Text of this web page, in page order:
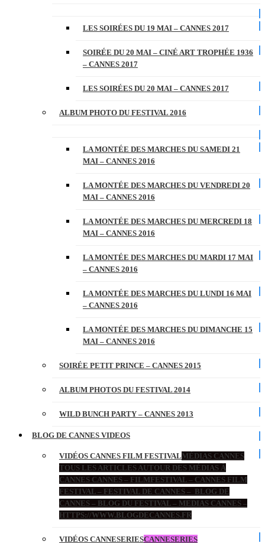
LES SOIRÉES DU 19 MAI – CANNES 2017
SOIRÉE DU 20 MAI – CINÉ ART TROPHÉE 1936
– CANNES 2017
LES SOIRÉES DU 20 MAI – CANNES 2017
ALBUM PHOTO DU FESTIVAL 2016
LA MONTÉE DES MARCHES DU SAMEDI 21
MAI – CANNES 2016
LA MONTÉE DES MARCHES DU VENDREDI 20
MAI – CANNES 2016
LA MONTÉE DES MARCHES DU MERCREDI 18
MAI – CANNES 2016
LA MONTÉE DES MARCHES DU MARDI 17 MAI
– CANNES 2016
LA MONTÉE DES MARCHES DU LUNDI 16 MAI
– CANNES 2016
LA MONTÉE DES MARCHES DU DIMANCHE 15
MAI – CANNES 2016
SOIRÉE PETIT PRINCE – CANNES 2015
ALBUM PHOTOS DU FESTIVAL 2014
WILD BUNCH PARTY – CANNES 2013
BLOG DE CANNES VIDEOS
VIDÉOS CANNES FILM FESTIVALMÉDIAS CANNES
TOUS LES ARTICLES AUTOUR DES MÉDIAS À
CANNES CANNES – FILMFESTIVAL – CANNES FILM
FESTIVAL – FESTIVAL DE CANNES – BLOG DE
CANNES – BLOG DU FESTIVAL – MEDIAS CANNES –
HTTPS://WWW.BLOGDECANNES.FR
VIDÉOS CANNESERIESCANNESERIES